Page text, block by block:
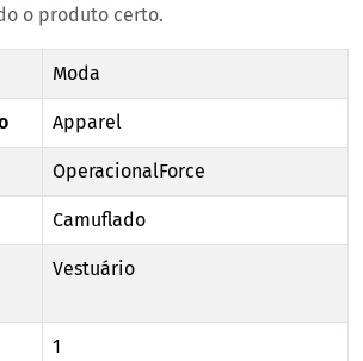
o produto certo.
Moda
Apparel
OperacionalForce
Camuflado
Vestuário
1